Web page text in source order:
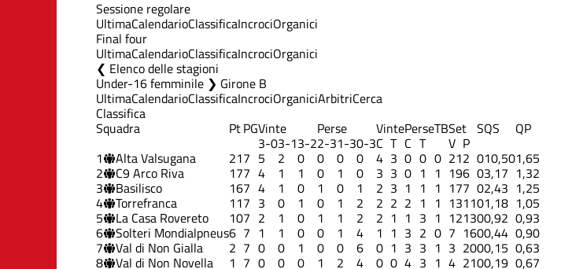
Sessione regolare
UltimaCalendarioClassificaIncrociOrganici
Final four
UltimaCalendarioClassificaIncrociOrganici
Elenco delle stagioni
Under-16 femminile ❯ Girone B
UltimaCalendarioClassificaIncrociOrganiciArbitriCerca
Classifica
Squadra PtPGVinte Perse VintePerseTBSet SQS QP
3-03-13-22-31-30-3C T C T V P
1 Alta Valsugana 217 5 2 0 0 0 0 4 3 0 0 0 212 010,501,65
2 C9 Arco Riva 177 4 1 1 0 1 0 3 3 0 1 1 196 03,17 1,32
3 Basilisco 167 4 1 0 1 0 1 2 3 1 1 1 177 02,43 1,25
4 Torrefranca 117 3 0 1 0 1 2 2 2 2 1 1 131101,18 1,05
5 La Casa Rovereto 107 2 1 0 1 1 2 2 1 1 3 1 121300,92 0,93
6 Solteri Mondialpneus6 7 1 1 0 0 1 4 1 1 3 2 0 7 1600,44 0,90
7 Val di Non Gialla 2 7 0 0 1 0 0 6 0 1 3 3 1 3 2000,15 0,63
8 Val di Non Novella 1 7 0 0 0 1 2 4 0 0 4 3 1 4 2100,19 0,67